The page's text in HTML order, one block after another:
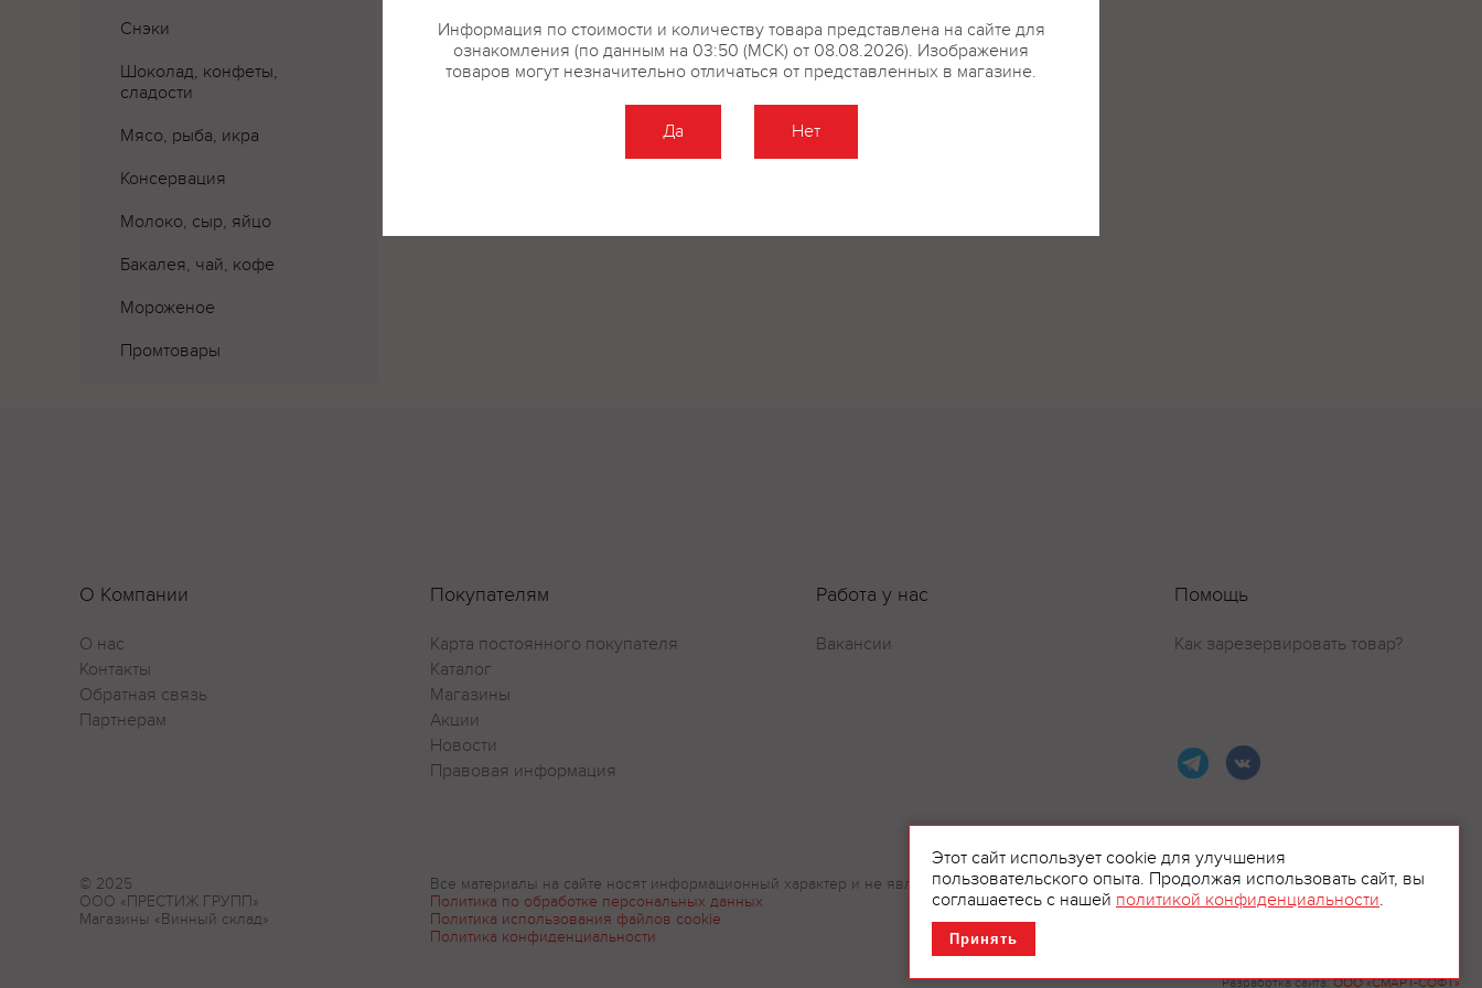
Снэки
Шоколад, конфеты,
сладости
Мясо, рыба, икра
Консервация
Молоко, сыр, яйцо
Бакалея, чай, кофе
Мороженое
Промтовары
Разработка сайта:ООО «СМАРТ-СОФТ»
О Компании
О нас
Контакты
Обратная связь
Партнерам
Покупателям
Карта постоянного покупателя
Каталог
Магазины
Акции
Новости
Правовая информация
Работа у нас
Вакансии
Помощь
Как зарезервировать товар?
© 2025
ООО «ПРЕСТИЖ ГРУПП»
Магазины «Винный склад»
Все материалы на сайте носят информационный характер и не являются рекламой.
Политика по обработке персональных данных
Политика использования файлов cookie
Политика конфиденциальности
Этот сайт использует cookie для улучшения
пользовательского опыта. Продолжая использовать сайт, вы
соглашаетесь с нашей политикой конфиденциальности.
Принять
Информация по стоимости и количеству товара представлена на сайте для
ознакомления (по данным на 03:50 (МСК) от 08.08.2026). Изображения
товаров могут незначительно отличаться от представленных в магазине.
Да Нет